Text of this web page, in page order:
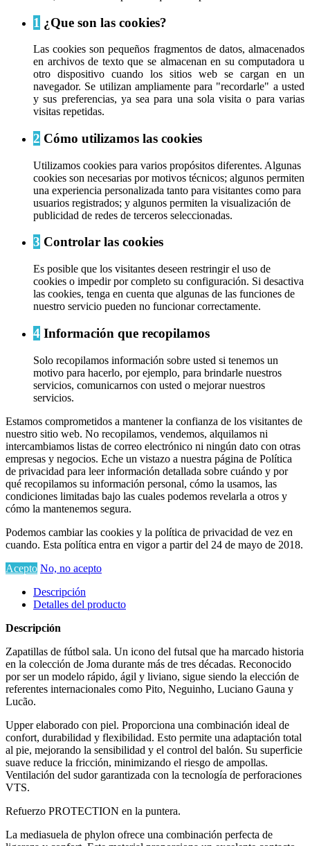
1 ¿Que son las cookies?
Las cookies son pequeños fragmentos de datos, almacenados
en archivos de texto que se almacenan en su computadora u
otro dispositivo cuando los sitios web se cargan en un
navegador. Se utilizan ampliamente para "recordarle" a usted
y sus preferencias, ya sea para una sola visita o para varias
visitas repetidas.
2 Cómo utilizamos las cookies
Utilizamos cookies para varios propósitos diferentes. Algunas
cookies son necesarias por motivos técnicos; algunos permiten
una experiencia personalizada tanto para visitantes como para
usuarios registrados; y algunos permiten la visualización de
publicidad de redes de terceros seleccionadas.
3 Controlar las cookies
Es posible que los visitantes deseen restringir el uso de
cookies o impedir por completo su configuración. Si desactiva
las cookies, tenga en cuenta que algunas de las funciones de
nuestro servicio pueden no funcionar correctamente.
4 Información que recopilamos
Solo recopilamos información sobre usted si tenemos un
motivo para hacerlo, por ejemplo, para brindarle nuestros
servicios, comunicarnos con usted o mejorar nuestros
servicios.
Estamos comprometidos a mantener la confianza de los visitantes de
nuestro sitio web. No recopilamos, vendemos, alquilamos ni
intercambiamos listas de correo electrónico ni ningún dato con otras
empresas y negocios. Eche un vistazo a nuestra página de Política
de privacidad para leer información detallada sobre cuándo y por
qué recopilamos su información personal, cómo la usamos, las
condiciones limitadas bajo las cuales podemos revelarla a otros y
cómo la mantenemos segura.
Podemos cambiar las cookies y la política de privacidad de vez en
cuando. Esta política entra en vigor a partir del 24 de mayo de 2018.
Acepto No, no acepto
Descripción
Detalles del producto
Descripción
Zapatillas de fútbol sala. Un icono del futsal que ha marcado historia
en la colección de Joma durante más de tres décadas. Reconocido
por ser un modelo rápido, ágil y liviano, sigue siendo la elección de
referentes internacionales como Pito, Neguinho, Luciano Gauna y
Lucão.
Upper elaborado con piel. Proporciona una combinación ideal de
confort, durabilidad y flexibilidad. Esto permite una adaptación total
al pie, mejorando la sensibilidad y el control del balón. Su superficie
suave reduce la fricción, minimizando el riesgo de ampollas.
Ventilación del sudor garantizada con la tecnología de perforaciones
VTS.
Refuerzo PROTECTION en la puntera.
La mediasuela de phylon ofrece una combinación perfecta de